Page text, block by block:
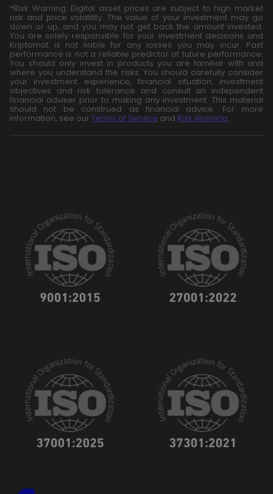
*Risk Warning: Digital asset prices are subject to high market
risk and price volatility. The value of your investment may go
down or up, and you may not get back the amount invested.
You are solely responsible for your investment decisions and
Kriptomat is not liable for any losses you may incur. Past
performance is not a reliable predictor of future performance.
You should only invest in products you are familiar with and
where you understand the risks. You should carefully consider
your investment experience, financial situation, investment
objectives and risk tolerance and consult an independent
financial adviser prior to making any investment. This material
should not be construed as financial advice. For more
information, see our Terms of Service and Risk Warning.